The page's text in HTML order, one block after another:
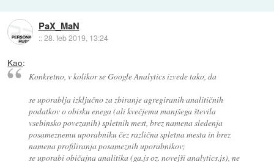
PaX_MaN
::28. feb 2019, 13:24
Kao:
Konkretno, v kolikor se Google Analytics izvede tako, da
se uporablja izključno za zbiranje agregiranih analitičnih
podatkov o obisku enega (ali kvečjemu manjšega števila
vsebinsko povezanih) spletnih mest, brez namena sledenja
posameznemu uporabniku čez različna spletna mesta in brez
namena profiliranja posameznih uporabnikov;
se uporabi običajna analitika (ga.js oz. novejši analytics.js), ne